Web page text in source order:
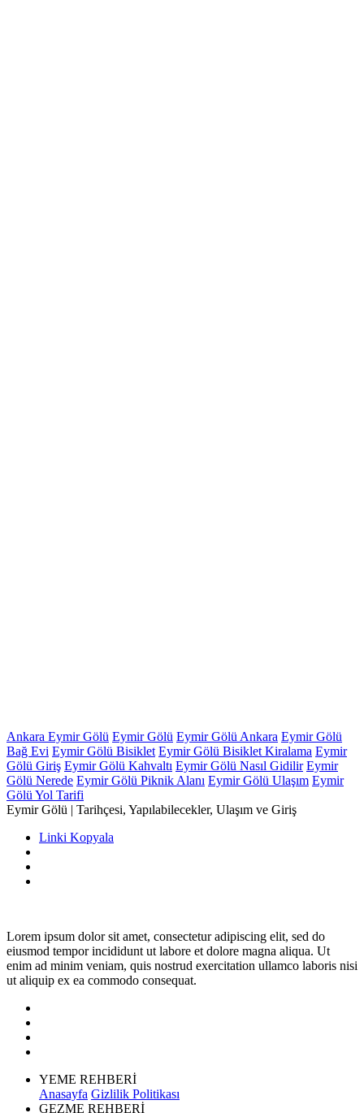
Ankara Eymir Gölü Eymir Gölü Eymir Gölü Ankara Eymir Gölü
Bağ Evi Eymir Gölü Bisiklet Eymir Gölü Bisiklet Kiralama Eymir
Gölü Giriş Eymir Gölü Kahvaltı Eymir Gölü Nasıl Gidilir Eymir
Gölü Nerede Eymir Gölü Piknik Alanı Eymir Gölü Ulaşım Eymir
Gölü Yol Tarifi
Eymir Gölü | Tarihçesi, Yapılabilecekler, Ulaşım ve Giriş
Linki Kopyala
Lorem ipsum dolor sit amet, consectetur adipiscing elit, sed do
eiusmod tempor incididunt ut labore et dolore magna aliqua. Ut
enim ad minim veniam, quis nostrud exercitation ullamco laboris nisi
ut aliquip ex ea commodo consequat.
YEME REHBERİ
Anasayfa Gizlilik Politikası
GEZME REHBERİ